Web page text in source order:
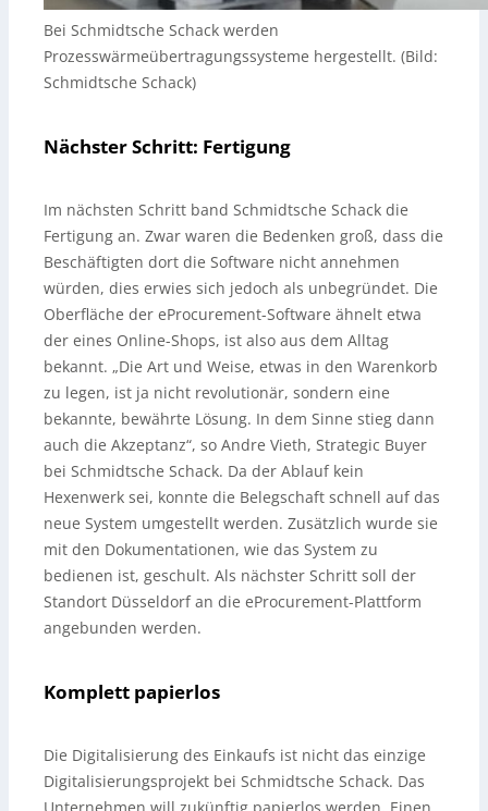
Bei Schmidtsche Schack werden
Prozesswärmeübertragungssysteme hergestellt. (Bild:
Schmidtsche Schack)
Nächster Schritt: Fertigung
Im nächsten Schritt band Schmidtsche Schack die
Fertigung an. Zwar waren die Bedenken groß, dass die
Beschäftigten dort die Software nicht annehmen
würden, dies erwies sich jedoch als unbegründet. Die
Oberfläche der eProcurement-Software ähnelt etwa
der eines Online-Shops, ist also aus dem Alltag
bekannt. „Die Art und Weise, etwas in den Warenkorb
zu legen, ist ja nicht revolutionär, sondern eine
bekannte, bewährte Lösung. In dem Sinne stieg dann
auch die Akzeptanz“, so Andre Vieth, Strategic Buyer
bei Schmidtsche Schack. Da der Ablauf kein
Hexenwerk sei, konnte die Belegschaft schnell auf das
neue System umgestellt werden. Zusätzlich wurde sie
mit den Dokumentationen, wie das System zu
bedienen ist, geschult. Als nächster Schritt soll der
Standort Düsseldorf an die eProcurement-Plattform
angebunden werden.
Komplett papierlos
Die Digitalisierung des Einkaufs ist nicht das einzige
Digitalisierungsprojekt bei Schmidtsche Schack. Das